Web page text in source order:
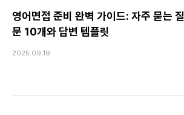
영어면접 준비 완벽 가이드: 자주 묻는 질
문 10개와 답변 템플릿
2025.09.19